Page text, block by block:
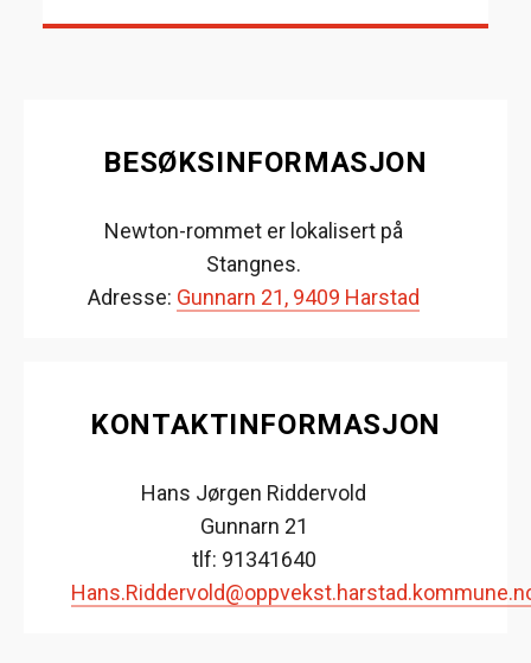
BESØKSINFORMASJON
Newton-rommet er lokalisert på
Stangnes.
Adresse: Gunnarn 21, 9409 Harstad
KONTAKTINFORMASJON
Hans Jørgen Riddervold
Gunnarn 21
tlf: 91341640